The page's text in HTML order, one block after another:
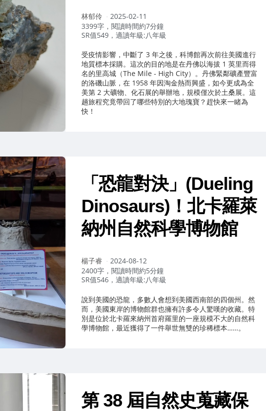
作
者：
林郁伶
2025-02-11
3399字，閱讀時間約7分鐘
SR值549，適讀年級:八年級
受疫情影響，中斷了 3 年之後，科博館再次前往美國進行
地質標本採購。這次的目的地是在丹佛以海拔 1 英里而得
名的里高城（The Mile - High City）。丹佛緊鄰礦產豐富
的洛磯山脈，在 1958 年因淘金熱而興盛，如今更成為全
美第 2 大礦物、化石展的舉辦地，規模僅次於土桑展。這
趟旅程究竟帶回了哪些特別的大地瑰寶？趕快來一睹為
快！
「恐龍對決」(Dueling
Dinosaurs)！北卡羅萊
納州自然科學博物館
作
者：
楊子睿
2024-08-12
2400字，閱讀時間約5分鐘
SR值546，適讀年級:八年級
說到美國的恐龍，多數人會想到美國西南部的四個州。然
而，美國東岸的博物館群也擁有許多令人驚嘆的收藏。特
別是位於北卡羅來納州首府羅里的一座規模不大的自然科
學博物館，最近獲得了一件舉世無雙的珍稀標本……。
第 38 屆自然史蒐藏保